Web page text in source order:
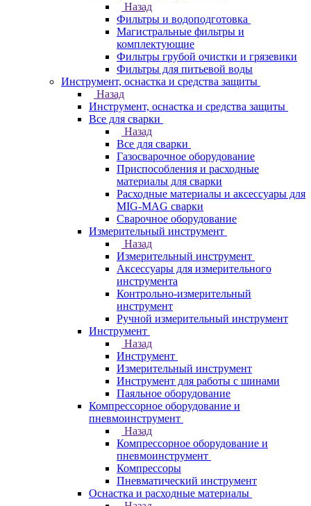
Назад
Фильтры и водоподготовка
Магистральные фильтры и
комплектующие
Фильтры грубой очистки и грязевики
Фильтры для питьевой воды
Инструмент, оснастка и средства защиты
Назад
Инструмент, оснастка и средства защиты
Все для сварки
Назад
Все для сварки
Газосварочное оборудование
Приспособления и расходные
материалы для сварки
Расходные материалы и аксессуары для
MIG-MAG сварки
Сварочное оборудование
Измерительный инструмент
Назад
Измерительный инструмент
Аксессуары для измерительного
инструмента
Контрольно-измерительный
инструмент
Ручной измерительный инструмент
Инструмент
Назад
Инструмент
Измерительный инструмент
Инструмент для работы с шинами
Паяльное оборудование
Компрессорное оборудование и
пневмоинструмент
Назад
Компрессорное оборудование и
пневмоинструмент
Компрессоры
Пневматический инструмент
Оснастка и расходные материалы